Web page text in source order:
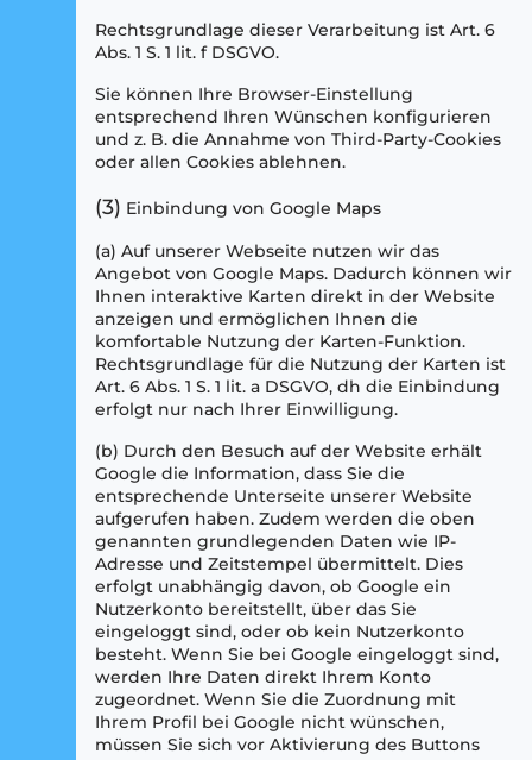
Rechtsgrundlage dieser Verarbeitung ist Art. 6
Abs. 1 S. 1 lit. f DSGVO.
Sie können Ihre Browser-Einstellung
entsprechend Ihren Wünschen konfigurieren
und z. B. die Annahme von Third-Party-Cookies
oder allen Cookies ablehnen.
(3) Einbindung von Google Maps
(a) Auf unserer Webseite nutzen wir das
Angebot von Google Maps. Dadurch können wir
Ihnen interaktive Karten direkt in der Website
anzeigen und ermöglichen Ihnen die
komfortable Nutzung der Karten-Funktion.
Rechtsgrundlage für die Nutzung der Karten ist
Art. 6 Abs. 1 S. 1 lit. a DSGVO, dh die Einbindung
erfolgt nur nach Ihrer Einwilligung.
(b) Durch den Besuch auf der Website erhält
Google die Information, dass Sie die
entsprechende Unterseite unserer Website
aufgerufen haben. Zudem werden die oben
genannten grundlegenden Daten wie IP-
Adresse und Zeitstempel übermittelt. Dies
erfolgt unabhängig davon, ob Google ein
Nutzerkonto bereitstellt, über das Sie
eingeloggt sind, oder ob kein Nutzerkonto
besteht. Wenn Sie bei Google eingeloggt sind,
werden Ihre Daten direkt Ihrem Konto
zugeordnet. Wenn Sie die Zuordnung mit
Ihrem Profil bei Google nicht wünschen,
müssen Sie sich vor Aktivierung des Buttons